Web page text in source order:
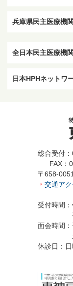
兵庫県民主医療機
全日本民主医療機
日本HPHネットワ
総合受付
FAX：
〒658-
交通ア
受付時間
夜間
面会時間
土・日
休診日：